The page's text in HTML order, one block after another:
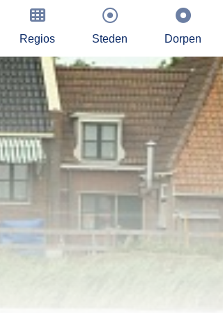
Regios Steden Dorpen